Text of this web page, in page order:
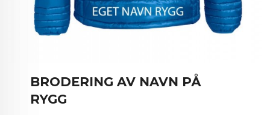
BRODERING AV NAVN PÅ
RYGG